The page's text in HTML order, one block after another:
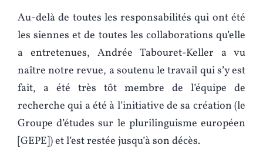
Au-delà de toutes les responsabilités qui ont été
les siennes et de toutes les collaborations qu’elle
a entretenues, Andrée Tabouret-Keller a vu
naître notre revue, a soutenu le travail qui s’y est
fait, a été très tôt membre de l’équipe de
recherche qui a été à l’initiative de sa création (le
Groupe d’études sur le plurilinguisme européen
[GEPE]) et l’est restée jusqu’à son décès.